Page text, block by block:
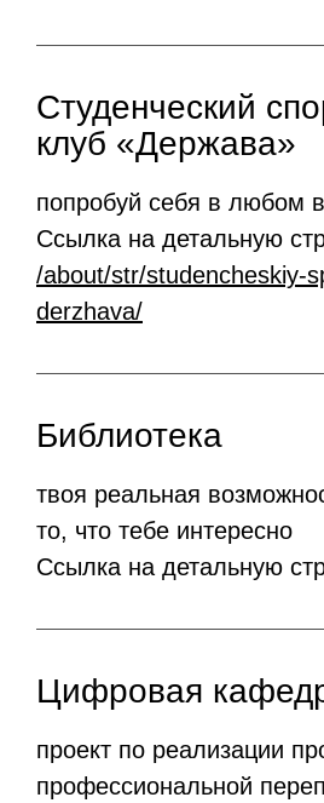
Студенческий
клуб «Держава»
попробуй себя в любом
Ссылка на детальную
/about/str/studencheskiy-
derzhava/
Библиотека
твоя реальная
то, что тебе интересно
Ссылка на детальную
Цифровая
проект по реализации
профессиональной